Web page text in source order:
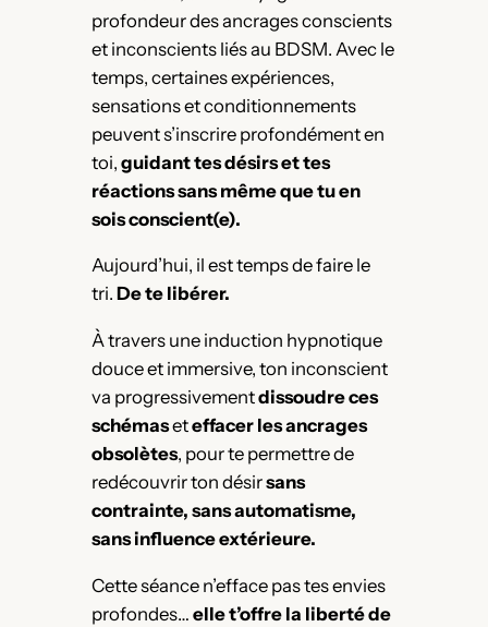
profondeur des ancrages conscients
et inconscients liés au BDSM. Avec le
temps, certaines expériences,
sensations et conditionnements
peuvent s’inscrire profondément en
toi, guidant tes désirs et tes
réactions sans même que tu en
sois conscient(e).
Aujourd’hui, il est temps de faire le
tri. De te libérer.
À travers une induction hypnotique
douce et immersive, ton inconscient
va progressivementdissoudre ces
schémaseteffacer les ancrages
obsolètes, pour te permettre de
redécouvrir ton désirsans
contrainte, sans automatisme,
sans influence extérieure.
Cette séance n’efface pas tes envies
profondes… elle t’offre la liberté de